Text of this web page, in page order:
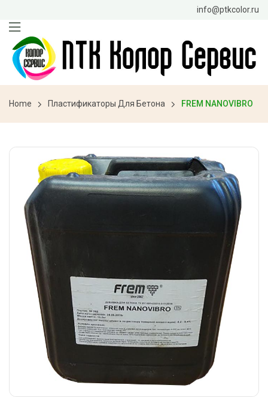
info@ptkcolor.ru
Home Пластификаторы Для Бетона FREM NANOVIBRO